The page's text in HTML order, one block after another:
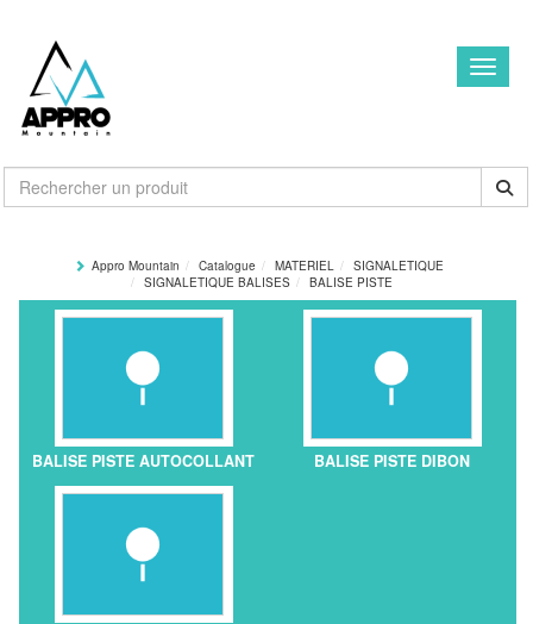
Appro Mountain Catalogue MATERIEL
SIGNALETIQUE
SIGNALETIQUE BALISES
BALISE PISTE
BALISE PISTE AUTOCOLLANT BALISE PISTE DIBON